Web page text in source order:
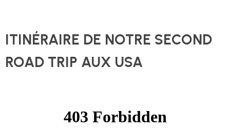
ITINÉRAIRE DE NOTRE SECOND
ROAD TRIP AUX USA